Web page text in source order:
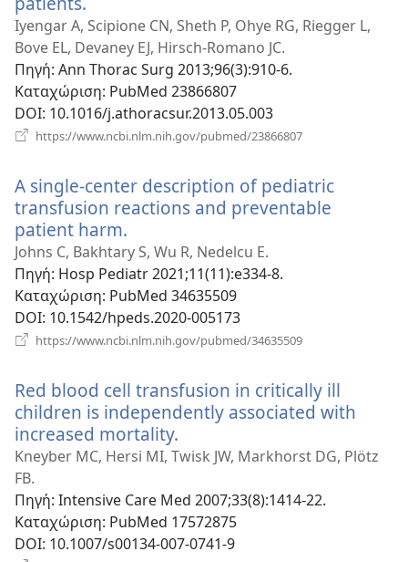
νέο
παράθυρο)
Iyengar A, Scipione CN, Sheth P, Ohye RG, Riegger L,
Bove EL, Devaney EJ, Hirsch-Romano JC.
Πηγή‎: Ann Thorac Surg 2013;96(3):910-6.
Καταχώριση‎: PubMed 23866807
DOI‎: 10.1016/j.athoracsur.2013.05.003
https://www.ncbi.nlm.nih.gov/pubmed/23866807
A single-center description of pediatric
transfusion reactions and preventable
patient harm.
νέο
παράθυρο)
Johns C, Bakhtary S, Wu R, Nedelcu E.
Πηγή‎: Hosp Pediatr 2021;11(11):e334-8.
Καταχώριση‎: PubMed 34635509
DOI‎: 10.1542/hpeds.2020-005173
https://www.ncbi.nlm.nih.gov/pubmed/34635509
Red blood cell transfusion in critically ill
children is independently associated with
increased mortality.
νέο
Kneyber MC, Hersi MI, Twisk JW, Markhorst DG, Plötz
FB.
Πηγή‎: Intensive Care Med 2007;33(8):1414-22.
Καταχώριση‎: PubMed 17572875
DOI‎: 10.1007/s00134-007-0741-9